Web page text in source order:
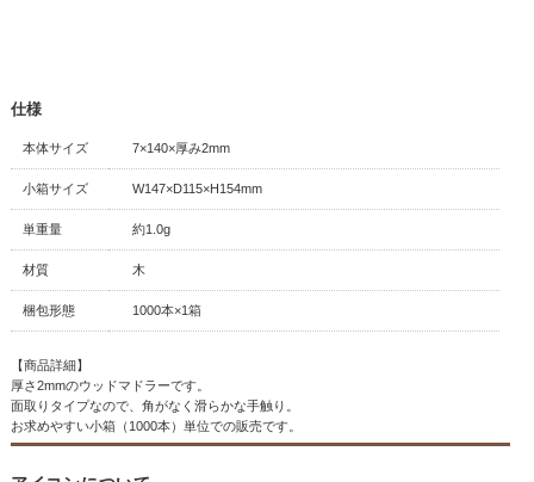
仕様
本体サイズ 7×140×厚み2mm
小箱サイズ W147×D115×H154mm
単重量 約1.0g
材質 木
梱包形態 1000本×1箱
【商品詳細】
厚さ2mmのウッドマドラーです。
面取りタイプなので、角がなく滑らかな手触り。
お求めやすい小箱（1000本）単位での販売です。